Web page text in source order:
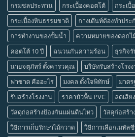
กรมชลประทาน
กระเบื้องคอตโต้
กระเบื้
กระเบื้องหินธรรมชาติ
กางเต๊นท์ต้องทำประ
การทำงานของปั้มน้ำ
ความหมายของดอกไ
คอตโต้ 10 ปี
ฉนวนกันความร้อน
ธุรกิจรั
นายจตุภัทร์ ตั้งคารวคุณ
บริษัทรับสร้างโรง
ฟาซาด คืออะไร
มงคล ตั้งใจพิทักษ์
มาต
รับสร้างโรงงาน
ราคาบัวพื้น PVC
ลดเสีย
วัสดุก่อสร้างป้องกันแผ่นดินไหว
วัสดุก่อสร้า
วิธีการเก็บรักษาไม้กวาด
วิธีการเลือกเมทัล